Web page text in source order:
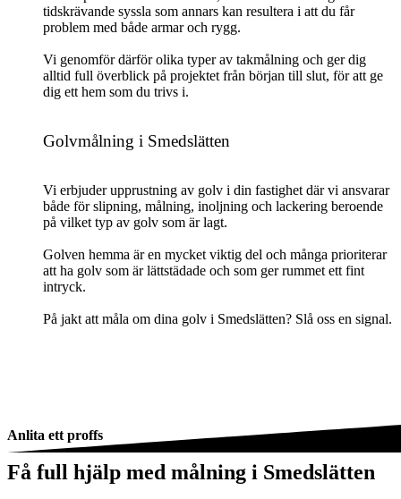
tidskrävande syssla som annars kan resultera i att du får
problem med både armar och rygg.
Vi genomför därför olika typer av takmålning och ger dig
alltid full överblick på projektet från början till slut, för att ge
dig ett hem som du trivs i.
Golvmålning i Smedslätten
Vi erbjuder upprustning av golv i din fastighet där vi ansvarar
både för slipning, målning, inoljning och lackering beroende
på vilket typ av golv som är lagt.
Golven hemma är en mycket viktig del och många prioriterar
att ha golv som är lättstädade och som ger rummet ett fint
intryck.
På jakt att måla om dina golv i Smedslätten? Slå oss en signal.
Anlita ett proffs
Få full hjälp med målning i Smedslätten